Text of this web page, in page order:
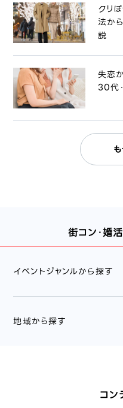
クリ
法か
説
失恋
30代
街コン・婚
イベントジャンルから探す
地域から探す
コン